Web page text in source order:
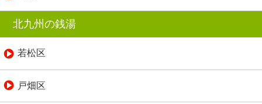
北九州の銭湯
若松区
戸畑区